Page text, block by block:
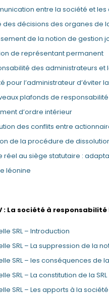
entre la société et
des décisions des organes de
de la notion de gestion
de représentant permanent
des administrateurs
pour l’administrateur d’éviter
plafonds de
d’ordre intérieur
des conflits entre
de la procédure de
réel au siège statutaire :
léonine
: La société à responsabilité
SRL – Introduction
SRL – La suppression de la
SRL – les conséquences de
SRL – La constitution de la SRL
SRL – Les apports à la société